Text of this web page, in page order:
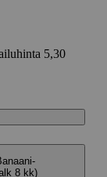
5,30
8 kk)